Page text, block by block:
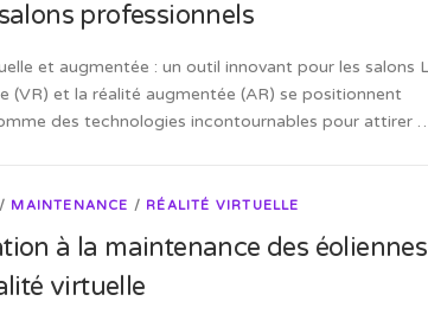
professionnels
et augmentée : un outil innovant pour les salons
(VR) et la réalité augmentée (AR) se positionnent
des technologies incontournables pour attirer
/ MAINTENANCE / RÉALITÉ VIRTUELLE
à la maintenance des éoliennes
virtuelle